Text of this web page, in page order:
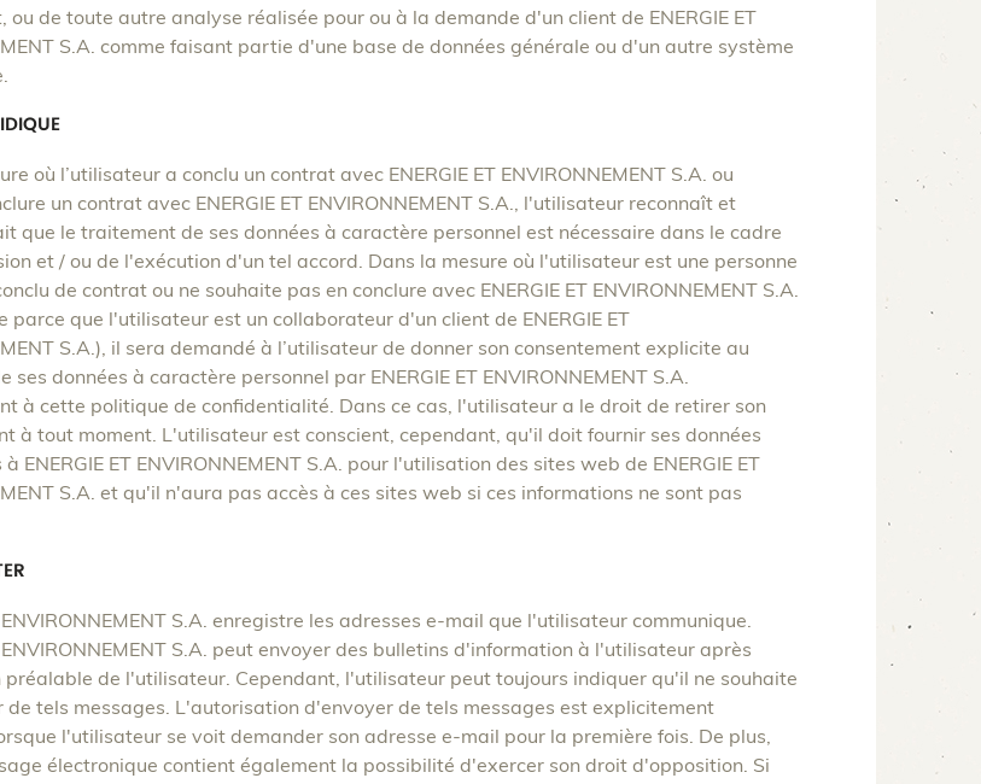
ou de toute autre analyse réalisée pour ou à la demande d'un client de ENERGIE ET
S.A. comme faisant partie d'une base de données générale ou d'un autre système
où l’utilisateur a conclu un contrat avec ENERGIE ET ENVIRONNEMENT S.A. ou
un contrat avec ENERGIE ET ENVIRONNEMENT S.A., l'utilisateur reconnaît et
que le traitement de ses données à caractère personnel est nécessaire dans le cadre
et / ou de l'exécution d'un tel accord. Dans la mesure où l'utilisateur est une personne
de contrat ou ne souhaite pas en conclure avec ENERGIE ET ENVIRONNEMENT S.A.
parce que l'utilisateur est un collaborateur d'un client de ENERGIE ET
S.A.), il sera demandé à l’utilisateur de donner son consentement explicite au
ses données à caractère personnel par ENERGIE ET ENVIRONNEMENT S.A.
à cette politique de confidentialité. Dans ce cas, l'utilisateur a le droit de retirer son
à tout moment. L'utilisateur est conscient, cependant, qu'il doit fournir ses données
ENERGIE ET ENVIRONNEMENT S.A. pour l'utilisation des sites web de ENERGIE ET
S.A. et qu'il n'aura pas accès à ces sites web si ces informations ne sont pas
ENVIRONNEMENT S.A. enregistre les adresses e-mail que l'utilisateur communique.
ENVIRONNEMENT S.A. peut envoyer des bulletins d'information à l'utilisateur après
de l'utilisateur. Cependant, l'utilisateur peut toujours indiquer qu'il ne souhaite
de tels messages. L'autorisation d'envoyer de tels messages est explicitement
l'utilisateur se voit demander son adresse e-mail pour la première fois. De plus,
électronique contient également la possibilité d'exercer son droit d'opposition. Si